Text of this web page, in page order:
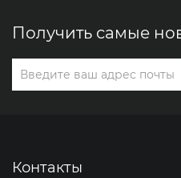
Получить самые
Контакты